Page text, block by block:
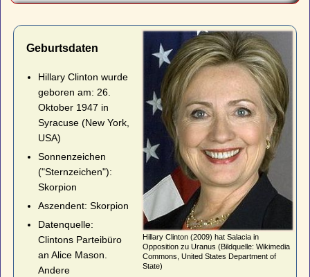
Hillary Clinton (2009) hat Salacia in
Opposition zu Uranus (Bildquelle: Wikimedia
Commons, United States Department of
State)
Geburtsdaten
Hillary Clinton wurde
geboren am: 26.
Oktober 1947 in
Syracuse (New York,
USA)
Sonnenzeichen
("Sternzeichen"):
Skorpion
Aszendent: Skorpion
Datenquelle:
Clintons Parteibüro
an Alice Mason.
Andere